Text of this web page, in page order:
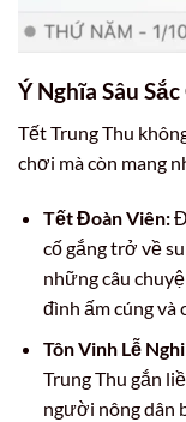
Ý Nghĩa Sâu
Tết Trung Thu
chơi mà còn mang
Tết Đoàn Viên:
cố gắng trở về
những câu
đình ấm cúng và
Tôn Vinh Lễ
Trung Thu gắn
người nông dân